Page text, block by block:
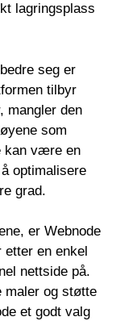
lagringsplass
seg er
tilbyr
mangler den
som
kan være en
optimalisere
grad.
er Webnode
en enkel
nettside på.
maler og støtte
et godt valg